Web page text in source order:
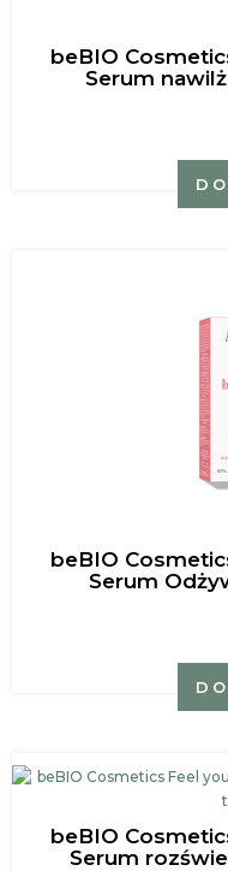
beBIO
Serum
beBIO
Serum
beBIO
Serum